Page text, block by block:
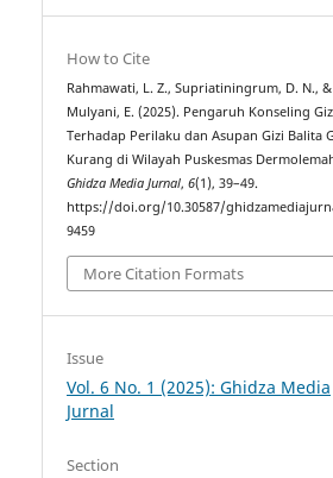
How to Cite
Rahmawati, L. Z., Supriatiningrum, D. N., &
Mulyani, E. (2025). Pengaruh Konseling
Terhadap Perilaku dan Asupan Gizi Balita
Kurang di Wilayah Puskesmas
Ghidza Media Jurnal,6(1), 39–49.
https://doi.org/10.30587/
9459
More Citation Formats
Issue
Vol. 6 No. 1 (2025): Ghidza Media
Jurnal
Section